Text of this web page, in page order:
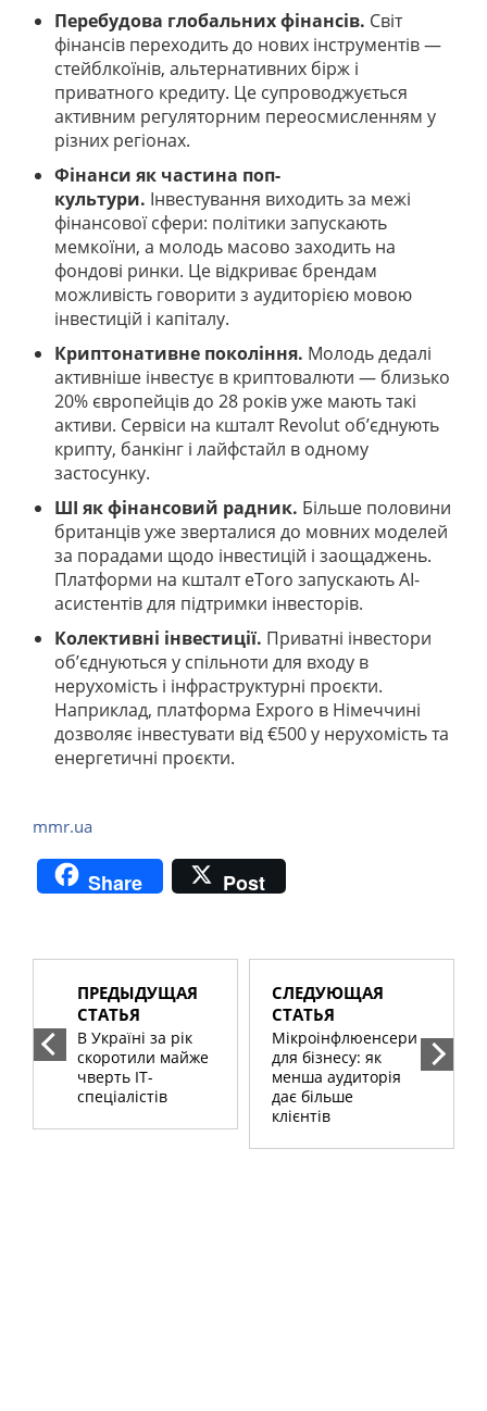
Перебудова глобальних фінансів. Світ
фінансів переходить до нових інструментів —
стейблкоїнів, альтернативних бірж і
приватного кредиту. Це супроводжується
активним регуляторним переосмисленням у
різних регіонах.
Фінанси як частина поп-
культури. Інвестування виходить за межі
фінансової сфери: політики запускають
мемкоїни, а молодь масово заходить на
фондові ринки. Це відкриває брендам
можливість говорити з аудиторією мовою
інвестицій і капіталу.
Криптонативне покоління. Молодь дедалі
активніше інвестує в криптовалюти — близько
20% європейців до 28 років уже мають такі
активи. Сервіси на кшталт Revolut об’єднують
крипту, банкінг і лайфстайл в одному
застосунку.
ШІ як фінансовий радник. Більше половини
британців уже зверталися до мовних моделей
за порадами щодо інвестицій і заощаджень.
Платформи на кшталт eToro запускають AI-
асистентів для підтримки інвесторів.
Колективні інвестиції. Приватні інвестори
об’єднуються у спільноти для входу в
нерухомість і інфраструктурні проєкти.
Наприклад, платформа Exporo в Німеччині
дозволяє інвестувати від €500 у нерухомість та
енергетичні проєкти.
mmr.ua
Share Post
ПРЕДЫДУЩАЯ
СТАТЬЯ
В Україні за рік
скоротили майже
чверть IT-
спеціалістів
СЛЕДУЮЩАЯ
СТАТЬЯ
Мікроінфлюенсери
для бізнесу: як
менша аудиторія
дає більше
клієнтів